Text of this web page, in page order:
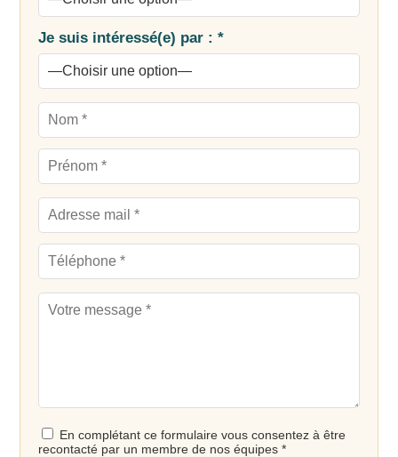
Je suis intéressé(e) par : *
En complétant ce formulaire vous consentez à être
recontacté par un membre de nos équipes *